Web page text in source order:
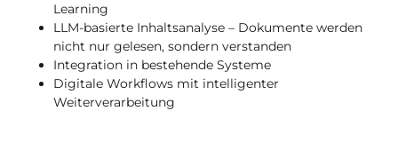
Learning
LLM-basierte Inhaltsanalyse – Dokumente werden
nicht nur gelesen, sondern verstanden
Integration in bestehende Systeme
Digitale Workflows mit intelligenter
Weiterverarbeitung